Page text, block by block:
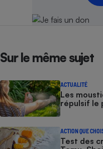
Sur le même sujet
ACTUALITÉ
Les
répulsif le
ACTION QUE
Test des